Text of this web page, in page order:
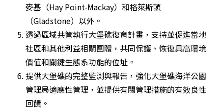
麥基（Hay Point-Mackay）和格萊斯頓
（Gladstone）以外。
透過區域共管執行大堡礁復育計畫，支持並促進當地
社區和其他利益相關團體，共同保護、恢復具高環境
價值和關鍵生態系功能的位址。
提供大堡礁的完整監測與報告，強化大堡礁海洋公園
管理局適應性管理，並提供有關管理措施的有效良性
回饋。